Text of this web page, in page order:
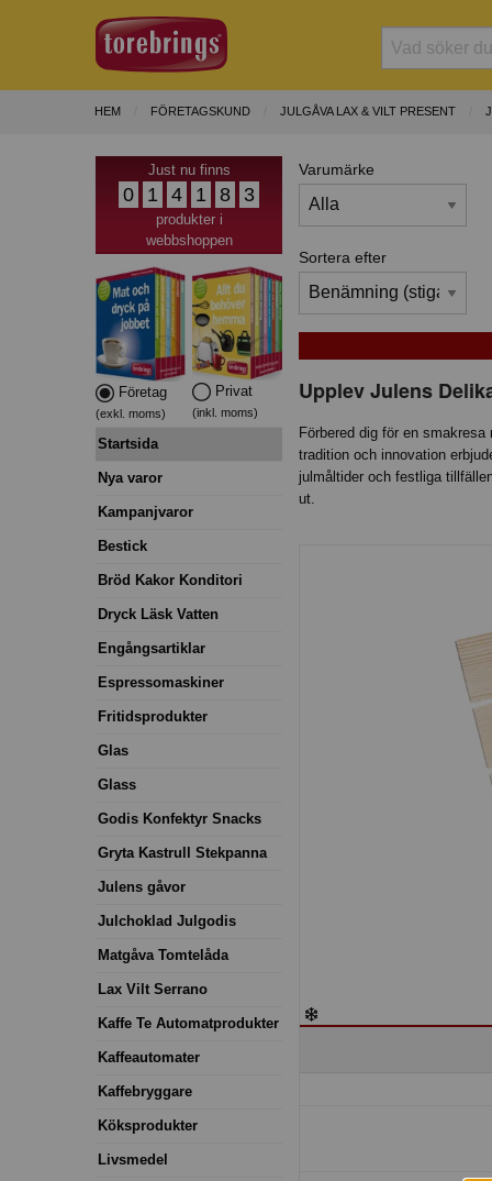
HEM FÖRETAGSKUND JULGÅVA LAX & VILT PRESENT
Just nu finns
0 1 4 1 8 3
produkter i
webbshoppen
Företag
(exkl. moms)
Privat
(inkl. moms)
Startsida
Nya varor
Kampanjvaror
Bestick
Bröd Kakor Konditori
Dryck Läsk Vatten
Engångsartiklar
Espressomaskiner
Fritidsprodukter
Glas
Glass
Godis Konfektyr Snacks
Gryta Kastrull Stekpanna
Julens gåvor
Julchoklad Julgodis
Matgåva Tomtelåda
Lax Vilt Serrano
Kaffe Te Automatprodukter
Kaffeautomater
Kaffebryggare
Köksprodukter
Livsmedel
Varumärke
Sortera efter
Upplev Julens
Förbered dig för en
tradition och innovation
julmåltider och festliga
ut.